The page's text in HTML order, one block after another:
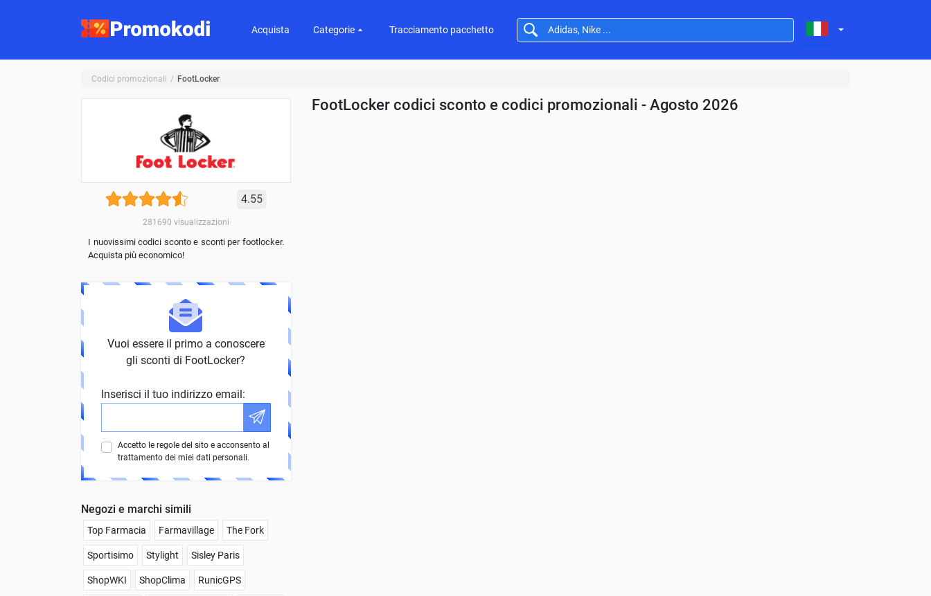
Acquista Categorie Tracciamento pacchetto
Codici promozionali FootLocker
FootLocker codici sconto e codici promozionali - Agosto 2026
4.55
281690 visualizzazioni
I nuovissimi codici sconto e sconti per footlocker.
Acquista più economico!
Vuoi essere il primo a conoscere
gli sconti di FootLocker?
Inserisci il tuo indirizzo email:
Accetto le regole del sito e acconsento al
trattamento dei miei dati personali.
Negozi e marchi simili
Top Farmacia Farmavillage The Fork
Sportisimo Stylight Sisley Paris
ShopWKI ShopClima RunicGPS